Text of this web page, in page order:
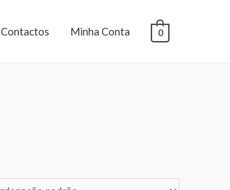
Contactos Minha Conta 0